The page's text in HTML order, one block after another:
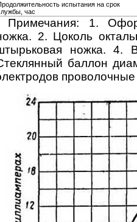
испытания на срок
час
Примечания: 1.
2. Цоколь
ножка. 4.
баллон